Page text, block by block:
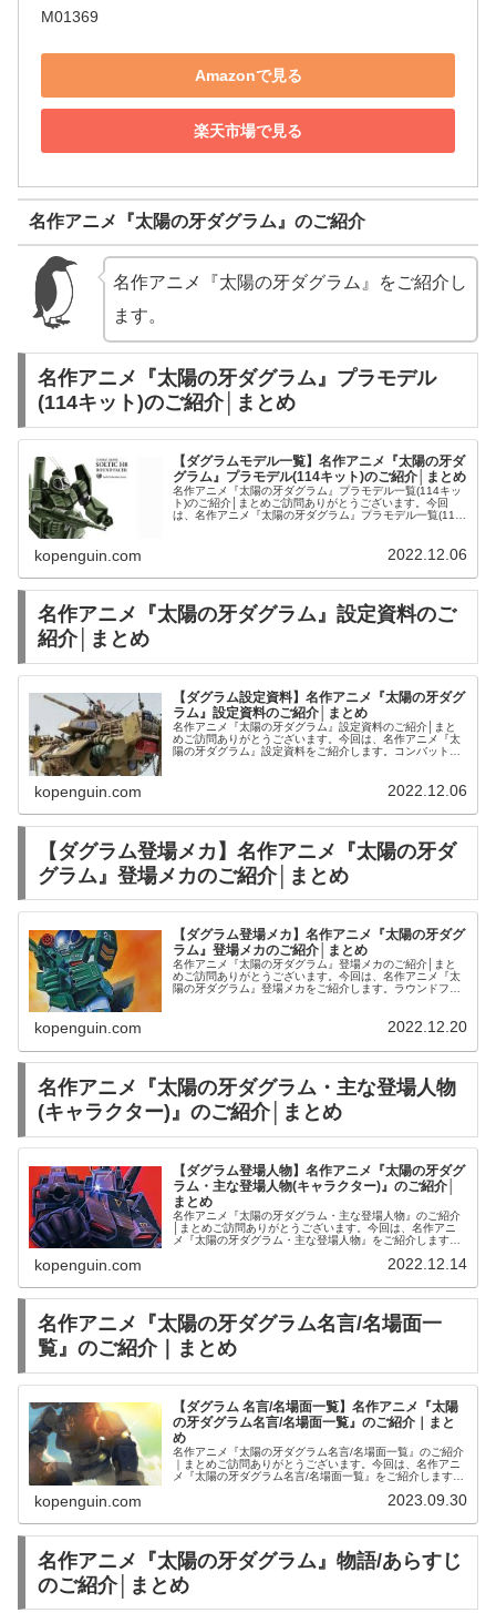
M01369
Amazonで見る
楽天市場で見る
名作アニメ『太陽の牙ダグラム』のご紹介
名作アニメ『太陽の牙ダグラム』をご紹介し
ます。
名作アニメ『太陽の牙ダグラム』プラモデル
(114キット)のご紹介│まとめ
【ダグラムモデル一覧】名作アニメ『太陽の牙ダ
グラム』プラモデル(114キット)のご紹介│まとめ
名作アニメ『太陽の牙ダグラム』プラモデル一覧(114キッ
ト)のご紹介│まとめご訪問ありがとうございます。今回
は、名作アニメ『太陽の牙ダグラム』プラモデル一覧(114
kopenguin.com 2022.12.06
名作アニメ『太陽の牙ダグラム』設定資料のご
紹介│まとめ
【ダグラム設定資料】名作アニメ『太陽の牙ダグ
ラム』設定資料のご紹介│まとめ
名作アニメ『太陽の牙ダグラム』設定資料のご紹介│まと
めご訪問ありがとうございます。今回は、名作アニメ『太
陽の牙ダグラム』設定資料をご紹介します。コンバットア
kopenguin.com 2022.12.06
【ダグラム登場メカ】名作アニメ『太陽の牙ダ
グラム』登場メカのご紹介│まとめ
【ダグラム登場メカ】名作アニメ『太陽の牙ダグ
ラム』登場メカのご紹介│まとめ
名作アニメ『太陽の牙ダグラム』登場メカのご紹介│まと
めご訪問ありがとうございます。今回は、名作アニメ『太
陽の牙ダグラム』登場メカをご紹介します。ラウンドフェ
kopenguin.com 2022.12.20
名作アニメ『太陽の牙ダグラム・主な登場人物
(キャラクター)』のご紹介│まとめ
【ダグラム登場人物】名作アニメ『太陽の牙ダグ
ラム・主な登場人物(キャラクター)』のご紹介│
まとめ
名作アニメ『太陽の牙ダグラム・主な登場人物』のご紹介
│まとめご訪問ありがとうございます。今回は、名作アニ
メ『太陽の牙ダグラム・主な登場人物』をご紹介します。
kopenguin.com 2022.12.14
名作アニメ『太陽の牙ダグラム名言/名場面一
覧』のご紹介｜まとめ
【ダグラム 名言/名場面一覧】名作アニメ『太陽
の牙ダグラム名言/名場面一覧』のご紹介｜まと
め
名作アニメ『太陽の牙ダグラム名言/名場面一覧』のご紹介
｜まとめご訪問ありがとうございます。今回は、名作アニ
メ『太陽の牙ダグラム名言/名場面一覧』をご紹介します。
kopenguin.com 2023.09.30
名作アニメ『太陽の牙ダグラム』物語/あらすじ
のご紹介│まとめ